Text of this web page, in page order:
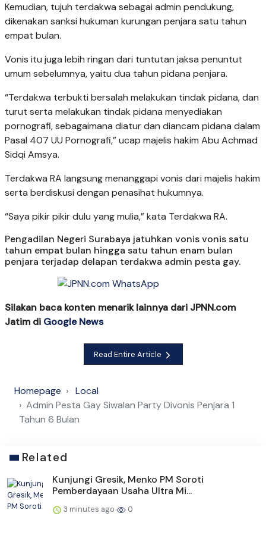
Kemudian, tujuh terdakwa sebagai admin pendukung,
dikenakan sanksi hukuman kurungan penjara satu tahun
empat bulan.
Vonis itu juga lebih ringan dari tuntutan jaksa penuntut
umum sebelumnya, yaitu dua tahun pidana penjara.
“Terdakwa terbukti bersalah melakukan tindak pidana, dan
turut serta melakukan tindak pidana menyediakan
pornografi, sebagaimana diatur dan diancam pidana dalam
Pasal 407 UU Pornografi,” ucap majelis hakim Abu Achmad
Sidqi Amsya.
Terdakwa RA langsung menanggapi vonis dari majelis hakim
serta berdiskusi dengan penasihat hukumnya.
“Saya pikir pikir dulu yang mulia,” kata Terdakwa RA.
Pengadilan Negeri Surabaya jatuhkan vonis vonis satu
tahun empat bulan hingga satu tahun enam bulan
penjara terjadap delapan terdakwa admin pesta gay.
Silakan baca konten menarik lainnya dari JPNN.com
Jatim di Google News
Read Entire Article
Homepage
Local
Admin Pesta Gay Siwalan Party Divonis Penjara 1
Tahun 6 Bulan
Related
Kunjungi Gresik, Menko PM Soroti
Pemberdayaan Usaha Ultra Mi...
3 minutes ago 0